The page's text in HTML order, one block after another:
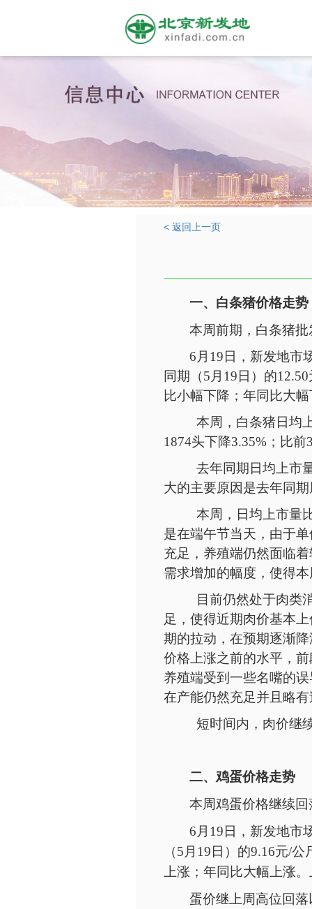
< 返回上一页
一、白条猪价格走势
本周前期，白条猪
6月 19 日，新发地市
同期（5月19日）的
比小幅下降；年同比大
本周，白条猪日均
1874头下降3.35%；比
去年同期日均上市
大的主要原因是去年同
本周，日均上市量
是在端午节当天，由于
充足，养殖端仍然面临
需求增加的幅度，使得
目前仍然处于肉类
足，使得近期肉价基本
期的拉动，在预期逐渐
价格上涨之前的水平，
养殖端受到一些名嘴的
在产能仍然充足并且略
短时间内，肉价继
二、鸡蛋价格走势
本周鸡蛋价格继续回
6月 19 日，新发地市
（5月19日）的9.16元/
上涨；年同比大幅上涨
蛋价继上周高位回